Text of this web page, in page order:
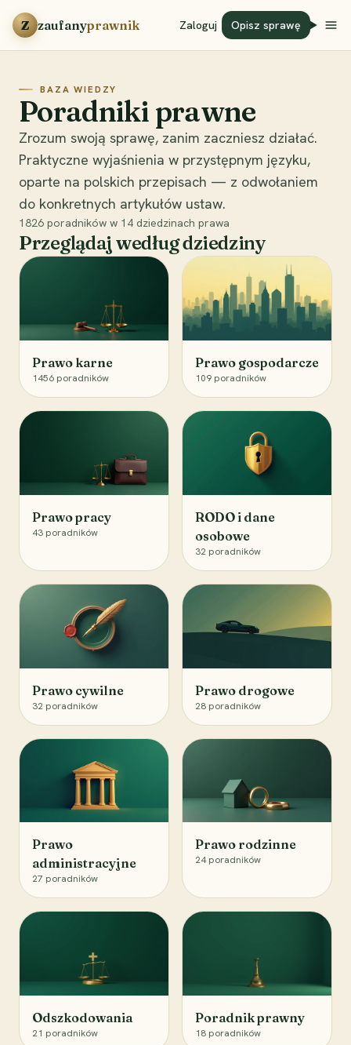
Przejdź do treści
Z zaufanyprawnik Zaloguj Opisz sprawę
BAZA WIEDZY
Poradniki prawne
Zrozum swoją sprawę, zanim zaczniesz działać.
Praktyczne wyjaśnienia w przystępnym języku,
oparte na polskich przepisach — z odwołaniem
do konkretnych artykułów ustaw.
1826 poradników w 14 dziedzinach prawa
Przeglądaj według dziedziny
Prawo karne
1456 poradników
Prawo gospodarcze
109 poradników
Prawo pracy
43 poradników
RODO i dane
osobowe
32 poradników
Prawo cywilne
32 poradników
Prawo drogowe
28 poradników
Prawo
administracyjne
27 poradników
Prawo rodzinne
24 poradników
Odszkodowania
21 poradników
Poradnik prawny
18 poradników